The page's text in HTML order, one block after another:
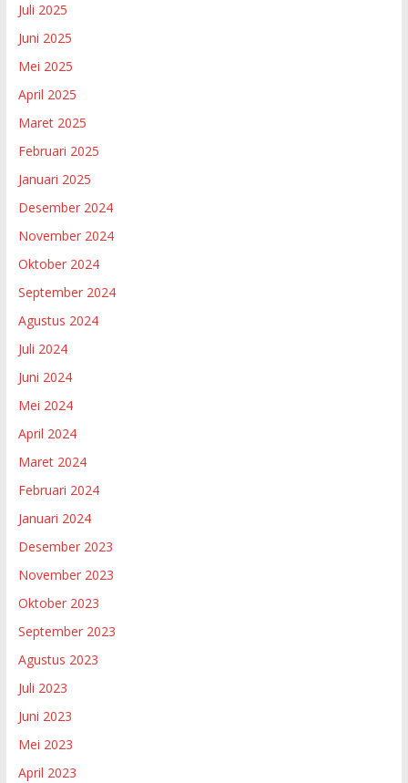
Juli 2025
Juni 2025
Mei 2025
April 2025
Maret 2025
Februari 2025
Januari 2025
Desember 2024
November 2024
Oktober 2024
September 2024
Agustus 2024
Juli 2024
Juni 2024
Mei 2024
April 2024
Maret 2024
Februari 2024
Januari 2024
Desember 2023
November 2023
Oktober 2023
September 2023
Agustus 2023
Juli 2023
Juni 2023
Mei 2023
April 2023